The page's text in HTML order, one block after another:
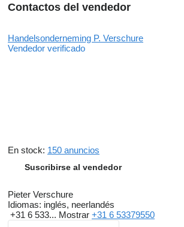
Contactos del vendedor
Handelsonderneming P. Verschure
Vendedor verificado
En stock: 150 anuncios
Suscribirse al vendedor
Pieter Verschure
Idiomas: inglés, neerlandés
+31 6 533... Mostrar +31 6 53379550